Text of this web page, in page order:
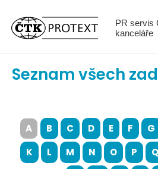
PR servis
kanceláře
Seznam všech
A B C D E F G
K
L M N O P Q